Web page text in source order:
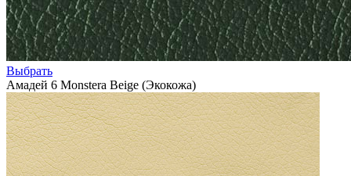
Выбрать
Амадей 6 Monstera Beige (Экокожа)